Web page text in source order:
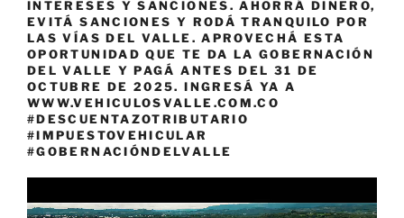
INTERESES Y SANCIONES. AHORRÁ DINERO,
EVITÁ SANCIONES Y RODÁ TRANQUILO POR
LAS VÍAS DEL VALLE. APROVECHÁ ESTA
OPORTUNIDAD QUE TE DA LA GOBERNACIÓN
DEL VALLE Y PAGÁ ANTES DEL 31 DE
OCTUBRE DE 2025. INGRESÁ YA A
WWW.VEHICULOSVALLE.COM.CO
#DESCUENTAZOTRIBUTARIO
#IMPUESTOVEHICULAR
#GOBERNACIÓNDELVALLE
de